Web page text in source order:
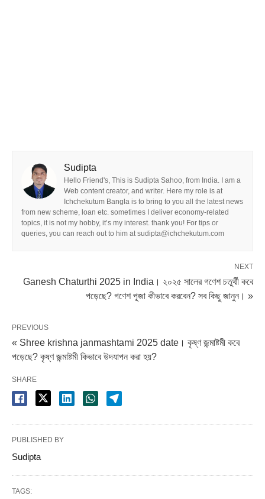
Sudipta
Hello Friend's, This is Sudipta Sahoo, from India. I am a
Web content creator, and writer. Here my role is at
Ichchekutum Bangla is to bring to you all the latest news
from new scheme, loan etc. sometimes I deliver economy-related
topics, it is not my hobby, it’s my interest. thank you! For tips or
queries, you can reach out to him at sudipta@ichchekutum.com
NEXT
Ganesh Chaturthi 2025 in India। ২০২৫ সালের গণেশ চতুর্থী কবে
পড়েছে? গণেশ পূজা কীভাবে করবেন? সব কিছু জানুন। »
PREVIOUS
« Shree krishna janmashtami 2025 date। কৃষ্ণ জন্মাষ্টমী কবে
পড়েছে? কৃষ্ণ জন্মাষ্টমী কিভাবে উদযাপন করা হয়?
SHARE
PUBLISHED BY
Sudipta
TAGS: